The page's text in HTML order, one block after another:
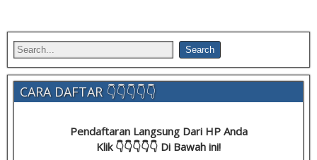
CARA DAFTAR 👇👇👇👇👇
Pendaftaran Langsung Dari HP Anda
Klik 👇👇👇👇👇 Di Bawah ini!